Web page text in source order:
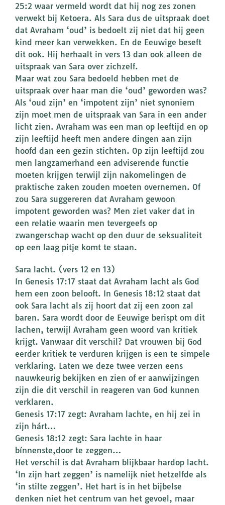
25:2 waar vermeld wordt dat hij nog zes zonen
verwekt bij Ketoera. Als Sara dus de uitspraak doet
dat Avraham ‘oud’ is bedoelt zij niet dat hij geen
kind meer kan verwekken. En de Eeuwige beseft
dit ook. Hij herhaalt in vers 13 dan ook alleen de
uitspraak van Sara over zichzelf.
Maar wat zou Sara bedoeld hebben met de
uitspraak over haar man die ‘oud’ geworden was?
Als ‘oud zijn’ en ‘impotent zijn’ niet synoniem
zijn moet men de uitspraak van Sara in een ander
licht zien. Avraham was een man op leeftijd en op
zijn leeftijd heeft men andere dingen aan zijn
hoofd dan een gezin stichten. Op zijn leeftijd zou
men langzamerhand een adviserende functie
moeten krijgen terwijl zijn nakomelingen de
praktische zaken zouden moeten overnemen. Of
zou Sara suggereren dat Avraham gewoon
impotent geworden was? Men ziet vaker dat in
een relatie waarin men tevergeefs op
zwangerschap wacht op den duur de seksualiteit
op een laag pitje komt te staan.
Sara lacht. (vers 12 en 13)
In Genesis 17:17 staat dat Avraham lacht als God
hem een zoon belooft. In Genesis 18:12 staat dat
ook Sara lacht als zij hoort dat zij een zoon zal
baren. Sara wordt door de Eeuwige berispt om dit
lachen, terwijl Avraham geen woord van kritiek
krijgt. Vanwaar dit verschil? Dat vrouwen bij God
eerder kritiek te verduren krijgen is een te simpele
verklaring. Laten we deze twee verzen eens
nauwkeurig bekijken en zien of er aanwijzingen
zijn die dit verschil in reageren van God kunnen
verklaren.
Genesis 17:17 zegt: Avraham lachte, en hij zei in
zijn hárt…
Genesis 18:12 zegt: Sara lachte in haar
bínnenste,door te zeggen…
Het verschil is dat Avraham blijkbaar hardop lacht.
‘In zijn hart zeggen’ is namelijk niet hetzelfde als
‘in stilte zeggen’. Het hart is in het bijbelse
denken niet het centrum van het gevoel, maar